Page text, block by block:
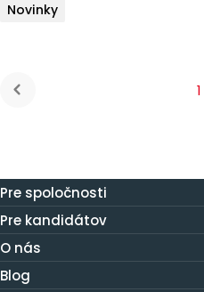
Novinky
1
Pre spoločnosti
Pre kandidátov
O nás
Blog